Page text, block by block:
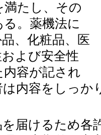
たし、その
。薬機法に
、化粧品、医
よび安全性
容が記され
内容をしっか
届けるため各